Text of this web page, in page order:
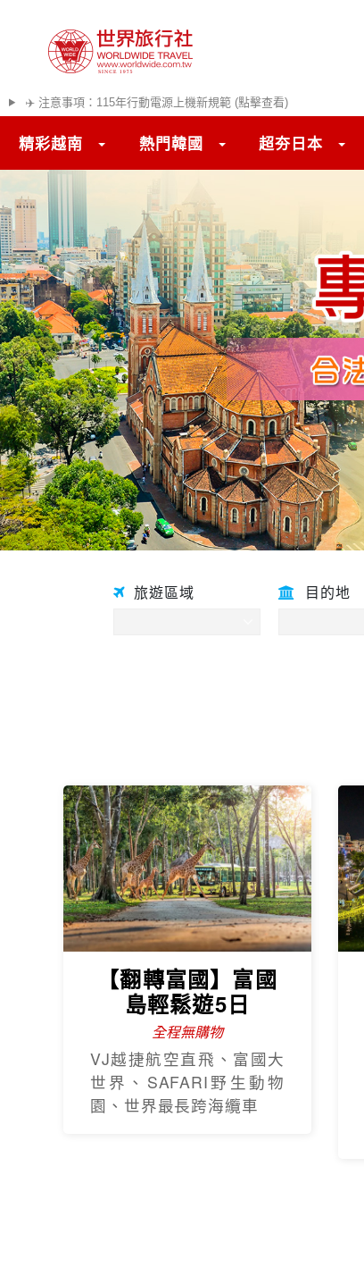
✈️ 注意事項：115年行動電源上機新規範 (點擊查看)
精彩越南 熱門韓國 超夯日本
往前
旅遊區域 目的地
【翻轉富國】富國
島輕鬆遊5日
全程無購物
VJ越捷航空直飛、富國大
世界、SAFARI野生動物
園、世界最長跨海纜車